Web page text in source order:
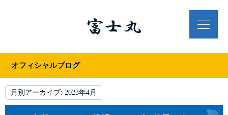
オフィシャルブログ
月別アーカイブ: 2023年4月